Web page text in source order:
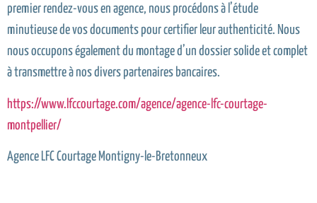
premier rendez-vous en agence, nous procédons à l’étude
minutieuse de vos documents pour certifier leur authenticité. Nous
nous occupons également du montage d’un dossier solide et complet
à transmettre à nos divers partenaires bancaires.
https://www.lfccourtage.com/agence/agence-lfc-courtage-
montpellier/
Agence LFC Courtage Montigny-le-Bretonneux